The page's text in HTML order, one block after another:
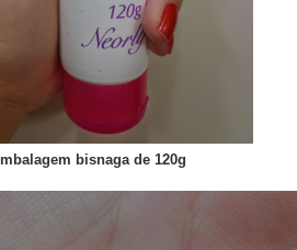
bisnaga de 120g